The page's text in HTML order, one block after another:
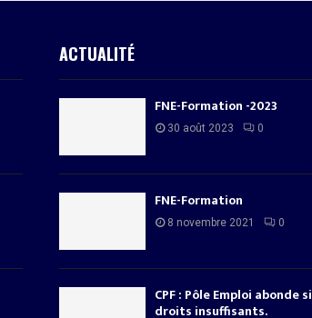
ACTUALITÉ
FNE-Formation -2023
30 août 2023 0
FNE-Formation
8 novembre 2021 0
CPF : Pôle Emploi abonde si
droits insuffisants.